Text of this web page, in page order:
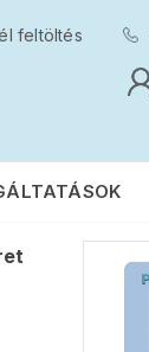
feltöltés